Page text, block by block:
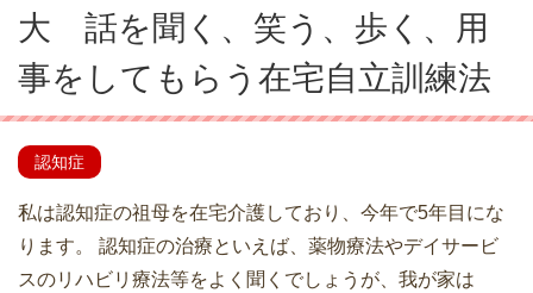
大 話を聞く、笑う、歩く、用
事をしてもらう在宅自立訓練法
認知症
私は認知症の祖母を在宅介護しており、今年で5年目にな
ります。 認知症の治療といえば、薬物療法やデイサービ
スのリハビリ療法等をよく聞くでしょうが、我が家は